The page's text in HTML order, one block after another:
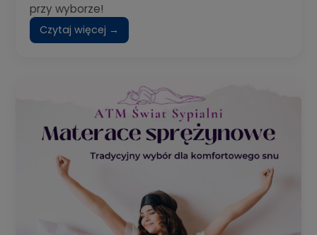
przy wyborze!
Czytaj więcej →